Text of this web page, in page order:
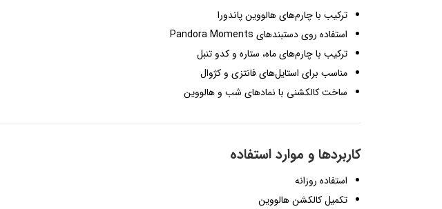
ترکیب با چارم‌های هالووین پاندورا
استفاده روی دستبندهای Pandora Moments
ترکیب با چارم‌های ماه، ستاره و کدو تنبل
مناسب برای استایل‌های فانتزی و کژوال
ساخت کالکشنی با نمادهای شب و هالووین
کاربردها و موارد استفاده
استفاده روزانه
تکمیل کالکشن هالووین